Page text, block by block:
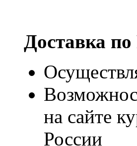
Доставка
на сайте
России